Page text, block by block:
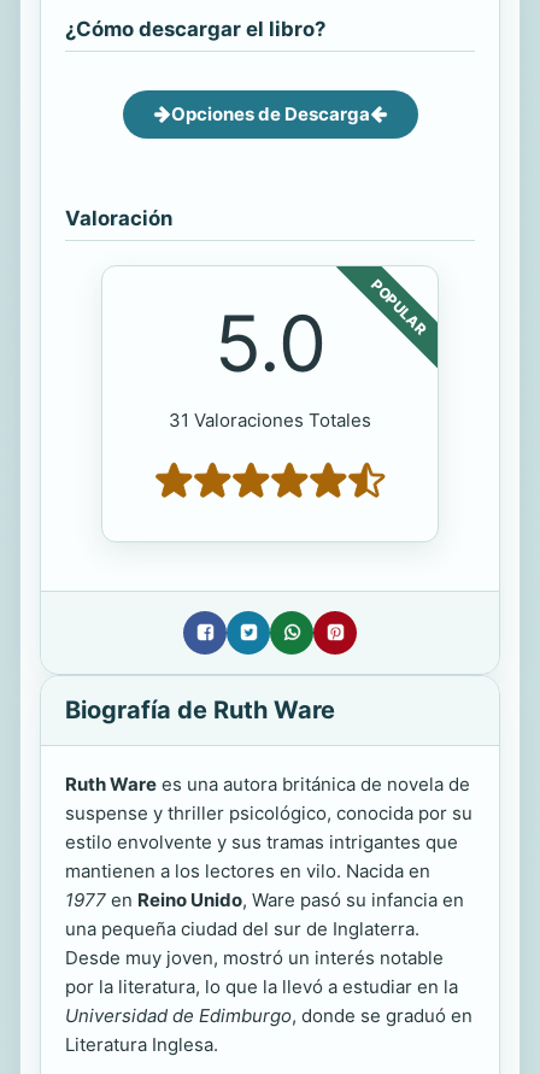
¿Cómo descargar el libro?
Opciones de Descarga
Valoración
POPULAR
5.0
31 Valoraciones Totales
Biografía de Ruth Ware
Ruth Ware es una autora británica de novela de
suspense y thriller psicológico, conocida por su
estilo envolvente y sus tramas intrigantes que
mantienen a los lectores en vilo. Nacida en
1977 en Reino Unido, Ware pasó su infancia en
una pequeña ciudad del sur de Inglaterra.
Desde muy joven, mostró un interés notable
por la literatura, lo que la llevó a estudiar en la
Universidad de Edimburgo, donde se graduó en
Literatura Inglesa.